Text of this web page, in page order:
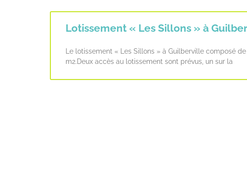
Lotissement « Les Sillons » à
Le lotissement « Les Sillons » à Guilberville composé
m2.Deux accès au lotissement sont prévus, un sur la